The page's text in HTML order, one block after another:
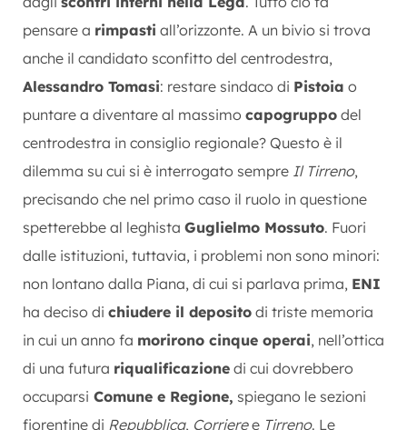
pensare a rimpasti all’orizzonte. A un bivio si trova
anche il candidato sconfitto del centrodestra,
Alessandro Tomasi: restare sindaco di Pistoia o
puntare a diventare al massimo capogruppo del
centrodestra in consiglio regionale? Questo è il
dilemma su cui si è interrogato sempre Il Tirreno,
precisando che nel primo caso il ruolo in questione
spetterebbe al leghista Guglielmo Mossuto. Fuori
dalle istituzioni, tuttavia, i problemi non sono minori:
non lontano dalla Piana, di cui si parlava prima, ENI
ha deciso di chiudere il deposito di triste memoria
in cui un anno fa morirono cinque operai, nell’ottica
di una futura riqualificazione di cui dovrebbero
occuparsi Comune e Regione, spiegano le sezioni
fiorentine di Repubblica, Corrieree Tirreno. Le